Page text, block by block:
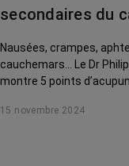
La vie autour
secondaires du
Nausées, crampes,
cauchemars... Le Dr
montre 5 points
traitements.
15 novembre 2024